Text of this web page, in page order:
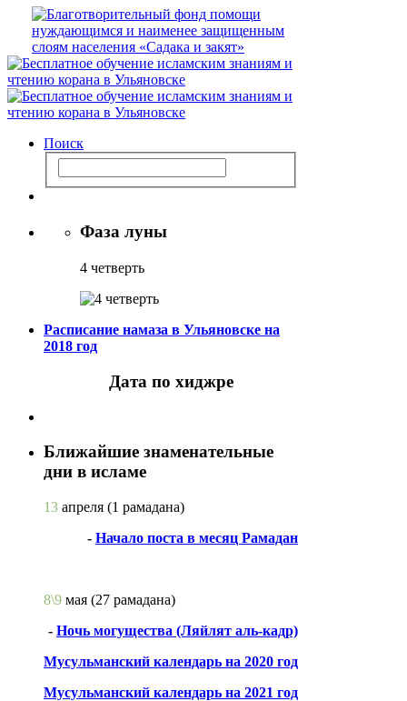
Поиск
Фаза луны
4 четверть
Расписание намаза в Ульяновске на
2018 год
Дата по хиджре
Ближайшие знаменательные
дни в исламе
13 апреля (1 рамадана)
- Начало поста в месяц Рамадан
8\9 мая (27 рамадана)
- Ночь могущества (Ляйлят аль-кадр)
Мусульманский календарь на 2020 год
Мусульманский календарь на 2021 год